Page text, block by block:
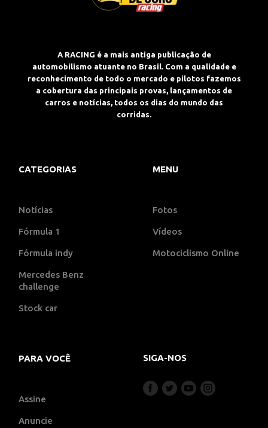
A RACING é a mais antiga publicação de
automobilismo atuante no Brasil. Com a qualidade e
reconhecimento de todo o mercado e pilotos fazemos
a cobertura das principais provas, lançamentos de
carros e notícias, todos os dias do mundo das
corridas.
CATEGORIAS
Notícias
Fórmula 1
Fórmula indy
Mercedes Benz
challenge
Stock car
MENU
Fotos
Vídeos
Motociclismo Online
PARA VOCÊ
Assine
Anuncie
SIGA-NOS